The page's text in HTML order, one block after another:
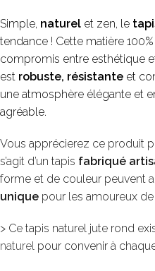
Simple, naturel et zen, le
tendance ! Cette matière
compromis entre esthétique
est robuste, résistante et
une atmosphère élégante et
agréable.
Vous apprécierez ce produit
s’agit d’un tapis fabriqué
forme et de couleur peuvent
unique pour les amoureux de
> Ce tapis naturel jute rond
naturel pour convenir à